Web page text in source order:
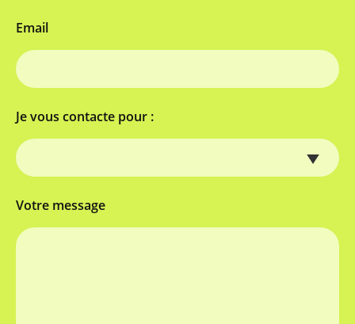
Email
Je vous contacte pour :
Votre message